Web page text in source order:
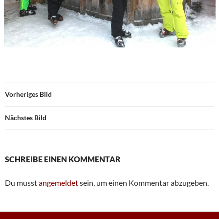
Vorheriges Bild
Nächstes Bild
SCHREIBE EINEN KOMMENTAR
Du musstangemeldetsein, um einen Kommentar abzugeben.